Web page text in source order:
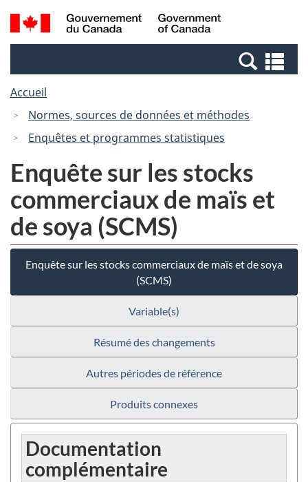
Passer
au
Passer
à
Canada
Recherche
et
et
Accueil
Normes, sources de données et méthodes
Enquêtes et programmes statistiques
Enquête sur les stocks
commerciaux de maïs et
de soya (SCMS)
Enquête sur les stocks commerciaux de maïs et de soya
(SCMS)
Variable(s)
Résumé des changements
Autres périodes de référence
Produits connexes
Documentation
complémentaire